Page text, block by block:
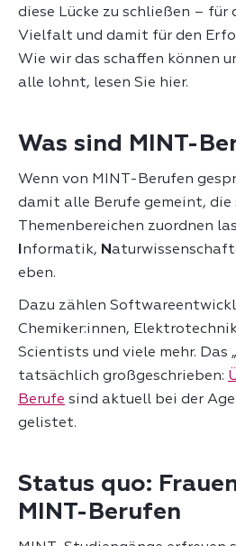
diese Lücke zu schließen – für
Vielfalt und damit für den
Wie wir das schaffen können
alle lohnt, lesen Sie hier.
Was sind MINT-
Wenn von MINT-Berufen
damit alle Berufe gemeint, die
Themenbereichen zuordnen
Informatik, N
eben.
Dazu zählen
Chemiker:innen,
Scientists und viele mehr. Das
tatsächlich großgeschrieben:
Berufe sind aktuell bei der
gelistet.
Status quo:
MINT-Berufen